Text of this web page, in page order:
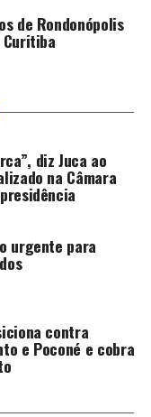
mais corretas”,
concluir ainda
área do antigo
mais agilidade
com a
com
e
avançar por
no município
completou.
de Rondonópolis
Curitiba
diz Juca ao
na Câmara
urgente para
contra
e Poconé e cobra